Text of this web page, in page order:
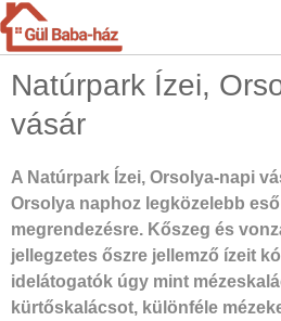
Natúrpark Ízei,
vásár
A Natúrpark Ízei, Orsolya-napi
Orsolya naphoz legközelebb
megrendezésre. Kőszeg és
jellegzetes őszre jellemző ízeit
idelátogatók úgy mint
kürtőskalácsot, különféle